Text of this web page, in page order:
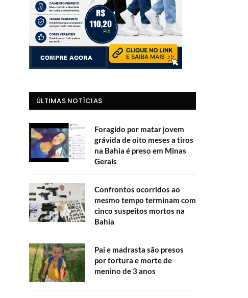
ÚLTIMAS NOTÍCIAS
Foragido por matar jovem
grávida de oito meses a tiros
na Bahia é preso em Minas
Gerais
Confrontos ocorridos ao
mesmo tempo terminam com
cinco suspeitos mortos na
Bahia
Pai e madrasta são presos
por tortura e morte de
menino de 3 anos